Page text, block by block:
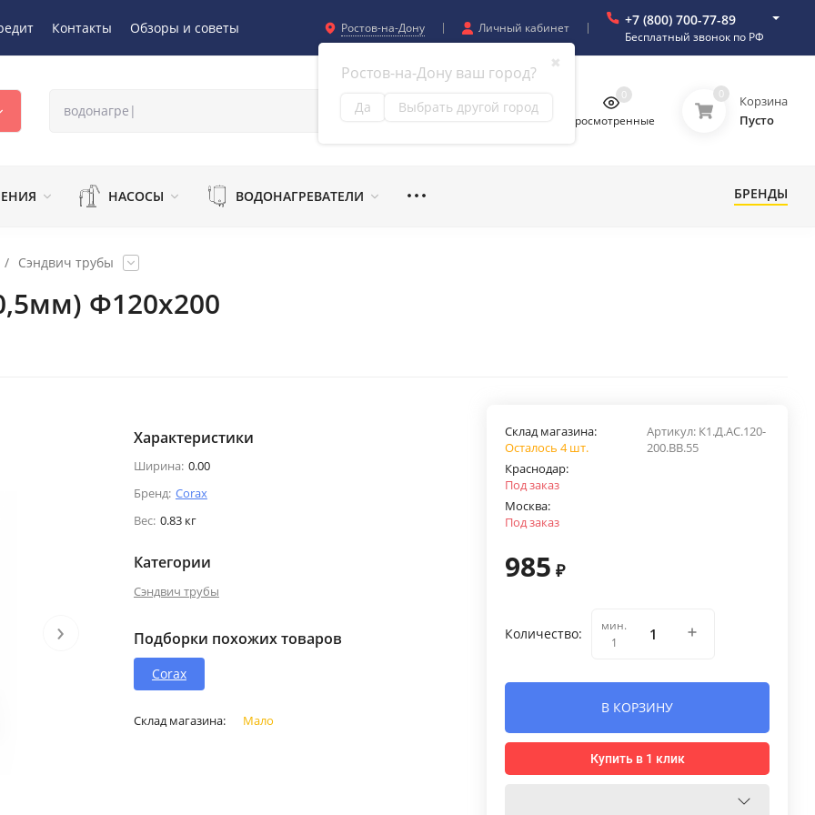
Контакты Обзоры и советы Ростов-на-Дону
✖
Ростов-на-Дону ваш город?
Да Выбрать другой город
Личный кабинет +7 (800) 700-77-89
Бесплатный звонок по РФ
Просмотренные
0 0
Корзина
Пусто
НАСОСЫ ВОДОНАГРЕВАТЕЛИ БРЕНДЫ
/ Сэндвич трубы
Ф120х200
›
Характеристики
Ширина: 0.00
Бренд: Corax
Вес: 0.83 кг
Категории
Сэндвич трубы
Подборки похожих товаров
Corax
Склад магазина: Мало
Артикул: К1.Д.АС.120-
200.ВВ.55
Склад магазина:
Осталось 4 шт.
Краснодар:
Под заказ
Москва:
Под заказ
985 ₽
Количество:
мин.
1
В КОРЗИНУ
Купить в 1 клик